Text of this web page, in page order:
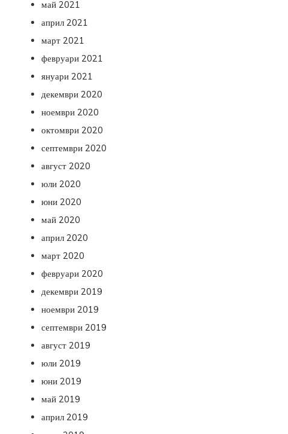
май 2021
април 2021
март 2021
февруари 2021
януари 2021
декември 2020
ноември 2020
октомври 2020
септември 2020
август 2020
юли 2020
юни 2020
май 2020
април 2020
март 2020
февруари 2020
декември 2019
ноември 2019
септември 2019
август 2019
юли 2019
юни 2019
май 2019
април 2019